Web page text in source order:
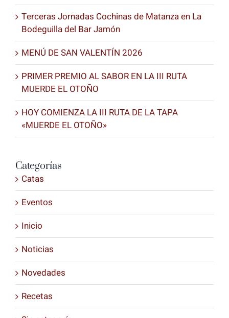
Terceras Jornadas Cochinas de Matanza en La
Bodeguilla del Bar Jamón
MENÚ DE SAN VALENTÍN 2026
PRIMER PREMIO AL SABOR EN LA III RUTA
MUERDE EL OTOÑO
HOY COMIENZA LA III RUTA DE LA TAPA
«MUERDE EL OTOÑO»
Categorías
Catas
Eventos
Inicio
Noticias
Novedades
Recetas